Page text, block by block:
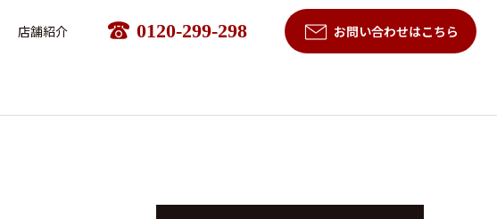
店舗紹介 0120-299-298 お問い合わせはこちら